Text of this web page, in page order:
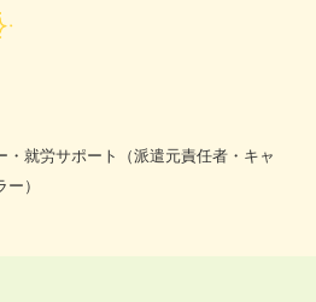
・就労サポート（派遣元責任者・キャ
）